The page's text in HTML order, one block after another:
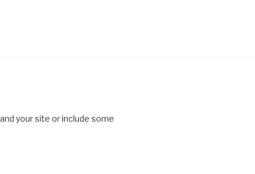
your site or include some